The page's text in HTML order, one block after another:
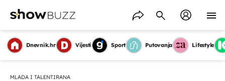
Dnevnik.hr Vijesti Sport Putovanja Lifestyle
MLADA I TALENTIRANA